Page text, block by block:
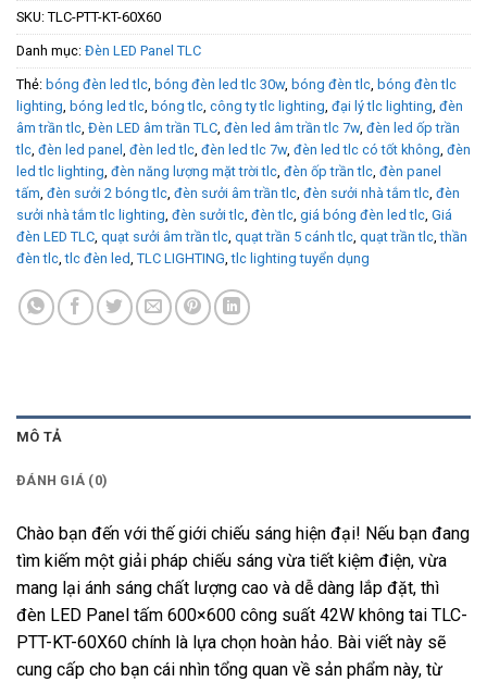
SKU: TLC-PTT-KT-60X60
Danh mục: Đèn LED Panel TLC
Thẻ: bóng đèn led tlc, bóng đèn led tlc 30w, bóng đèn tlc, bóng đèn tlc
lighting, bóng led tlc, bóng tlc, công ty tlc lighting, đại lý tlc lighting, đèn
âm trần tlc, Đèn LED âm trần TLC, đèn led âm trần tlc 7w, đèn led ốp trần
tlc, đèn led panel , đèn led tlc, đèn led tlc 7w, đèn led tlc có tốt không, đèn
led tlc lighting, đèn năng lượng mặt trời tlc, đèn ốp trần tlc, đèn panel
tấm, đèn sưởi 2 bóng tlc, đèn sưởi âm trần tlc, đèn sưởi nhà tắm tlc, đèn
sưởi nhà tắm tlc lighting, đèn sưởi tlc, đèn tlc, giá bóng đèn led tlc, Giá
đèn LED TLC, quạt sưởi âm trần tlc, quạt trần 5 cánh tlc, quạt trần tlc,thần
đèn tlc,tlc đèn led, TLC LIGHTING,tlc lighting tuyển dụng
MÔ TẢ
ĐÁNH GIÁ (0)
Chào bạn đến với thế giới chiếu sáng hiện đại! Nếu bạn đang
tìm kiếm một giải pháp chiếu sáng vừa tiết kiệm điện, vừa
mang lại ánh sáng chất lượng cao và dễ dàng lắp đặt, thì
đèn LED Panel tấm 600×600 công suất 42W không tai TLC-
PTT-KT-60X60 chính là lựa chọn hoàn hảo. Bài viết này sẽ
cung cấp cho bạn cái nhìn tổng quan về sản phẩm này, từ